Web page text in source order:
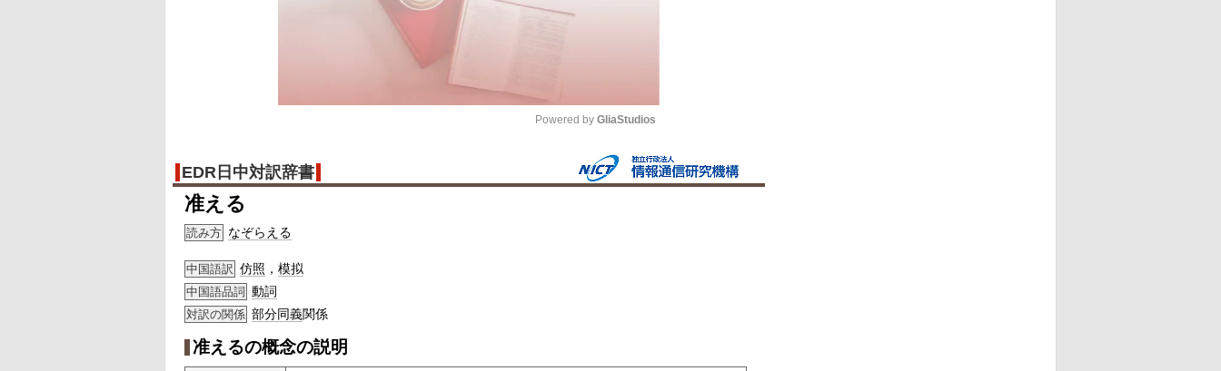
Mute
Powered by GliaStudios
EDR日中対訳辞書
准える
読み方 なぞらえる
中国語訳 仿照 ， 模拟
中国語品詞 動詞
対訳の関係 部分同義関係
准えるの概念の説明